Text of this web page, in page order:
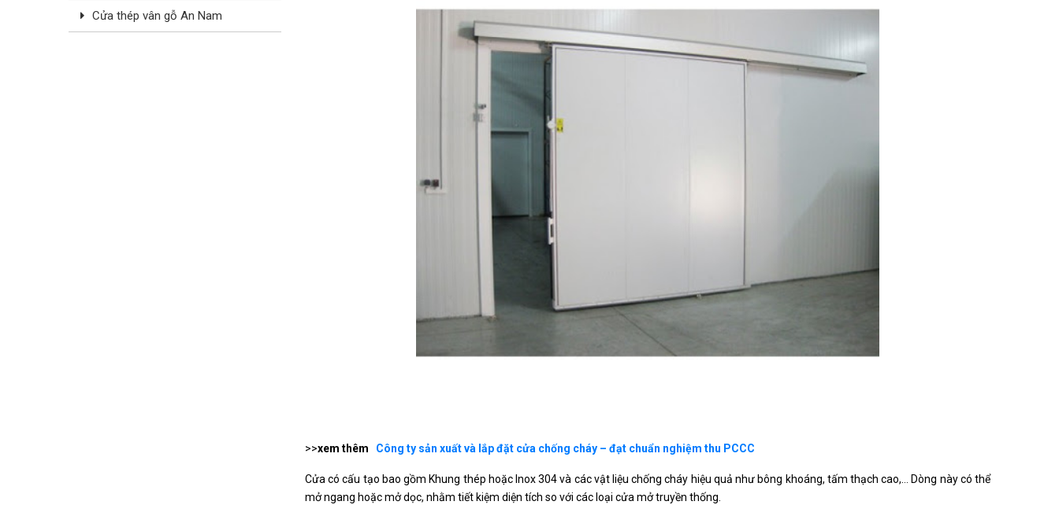
Cửa thép vân gỗ An Nam
>>xem thêm Công ty sản xuất và lắp đặt cửa chống cháy – đạt chuẩn nghiệm thu PCCC
Cửa có cấu tạo bao gồm Khung thép hoặc Inox 304 và các vật liệu chống cháy hiệu quả như bông khoáng, tấm thạch cao,… Dòng này có thể
mở ngang hoặc mở dọc, nhằm tiết kiệm diện tích so với các loại cửa mở truyền thống.